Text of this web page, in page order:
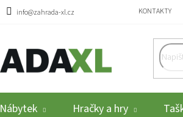
info@zahrada-xl.cz KONTAKTY
Nábytek Hračky a hry